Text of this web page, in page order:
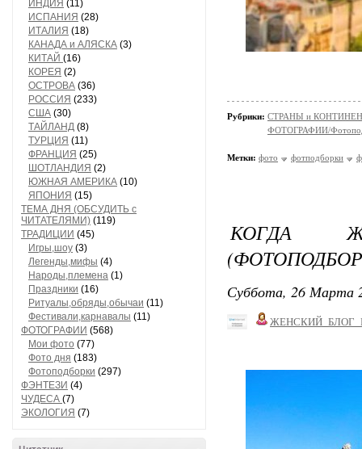
ИНДИЯ (11)
ИСПАНИЯ (28)
ИТАЛИЯ (18)
КАНАДА и АЛЯСКА (3)
КИТАЙ (16)
КОРЕЯ (2)
ОСТРОВА (36)
РОССИЯ (233)
США (30)
ТАЙЛАНД (8)
ТУРЦИЯ (11)
ФРАНЦИЯ (25)
ШОТЛАНДИЯ (2)
ЮЖНАЯ АМЕРИКА (10)
ЯПОНИЯ (15)
ТЕМА ДНЯ (ОБСУДИТЬ с
ЧИТАТЕЛЯМИ) (119)
ТРАДИЦИИ (45)
Игры,шоу (3)
Легенды,мифы (4)
Народы,племена (1)
Праздники (16)
Ритуалы,обряды,обычаи (11)
Фестивали,карнавалы (11)
ФОТОГРАФИИ (568)
Мои фото (77)
Фото дня (183)
Фотоподборки (297)
ФЭНТЕЗИ (4)
ЧУДЕСА (7)
ЭКОЛОГИЯ (7)
Рубрики: СТРАНЫ и
ФОТОГРАФИИ/
Метки: фото фотподборки
КОГДА
Суббота, 26 Марта